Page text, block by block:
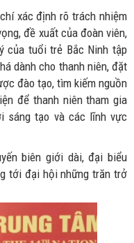
xác định rõ trách nhiệm
đề xuất của đoàn viên,
của tuổi trẻ Bắc Ninh tập
dành cho thanh niên, đặt
đào tạo, tìm kiếm nguồn
để thanh niên tham gia
sáng tạo và các lĩnh vực
biên giới dài, đại biểu
tới đại hội những trăn trở